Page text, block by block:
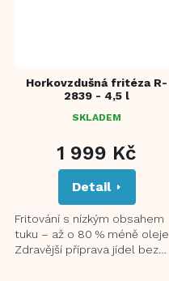
Horkovzdušná fritéza R-
2839 - 4,5 l
PRŮMĚRNÉ
PRODUKTU
5
HVĚZDIČEK.
SKLADEM
1 999 Kč
Detail
Fritování s nízkým obsahem
tuku – až o 80 % méně oleje
Zdravější příprava jídel bez